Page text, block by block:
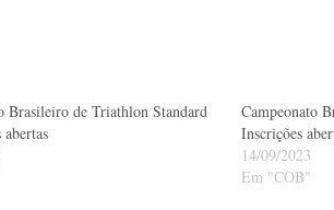
Brasileiro de Triathlon Standard
Campeonato
Inscrições
14/09/2023
Em "COB"